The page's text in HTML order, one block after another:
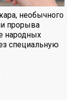
необычного
прорыва
народных
специальную